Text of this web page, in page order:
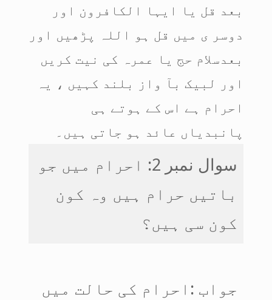
بعد قل یا ایہا الکافرون اور
دوسر ی میں قل ہو اللہ پڑھیں اور
بعدسلام حج یا عمرہ کی نیت کریں
اور لبیک بآ واز بلند کہیں ، یہ
احرام ہے اس کے ہوتے ہی
پانبدیاں عائد ہو جاتی ہیں۔
سوال نمبر 2: احرام میں جو
باتیں حرام ہیں وہ کون
کون سی ہیں؟
جواب :احرام کی حالت میں